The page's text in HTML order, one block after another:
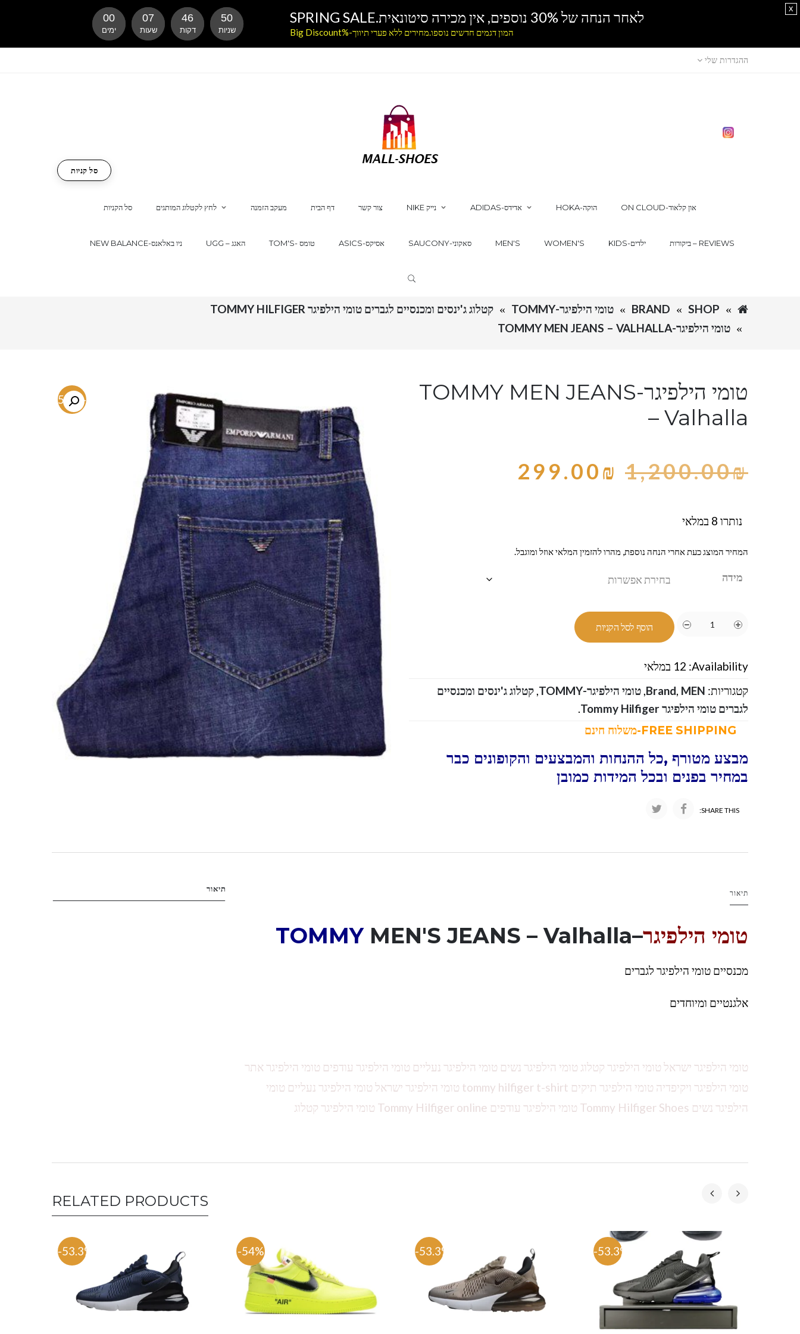
ההגדרות שלי
סל הקניות לחץ לקטלוג המותגים מעקב הזמנה דף הבית צור קשר NIKE נייק ADIDAS-אדידס HOKA-הוקה ON CLOUD-און קלאוד
NEW BALANCE-ניו באלאנס UGG – האגג TOM'S- טומס ASICS-אסיקס SAUCONY-סאקוני MEN'S WOMEN'S KIDS-ילדים ביקורות – REVIEWS
סל קניות
SHOP
BRAND טומי הילפיגר-TOMMY
קטלוג ג'ינסים ומכנסיים לגברים טומי הילפיגר TOMMY HILFIGER
טומי הילפיגר-TOMMY MEN JEANS – VALHALLA
-75.1%
טומי הילפיגר-TOMMY MEN JEANS
– Valhalla
1,200.00₪
299.00₪
נותרו 8 במלאי
המחיר המוצג כעת אחרי הנחה נוספת, מהרו להזמין המלאי אוזל ומוגבל.
מידה
הוסף לסל הקניות
Availability: 12 במלאי
קטגוריות:
Brand, MEN
,טומי הילפיגר-TOMMY ,קטלוג ג'ינסים ומכנסיים
לגברים טומי הילפיגר Tommy Hilfiger
.
מבצע מטורף ,כל ההנחות והמבצעים והקופונים כבר
במחיר בפנים ובכל המידות כמובן
SHARE THIS:
תיאור תיאור
טומי הילפיגר–
TOMMY MEN'S JEANS – Valhalla
מכנסיים טומי הילפיגר לגברים
אלגנטיים ומיוחדים
טומי הילפיגר ישראל טומי הילפיגר קטלוג טומי הילפיגר נשים טומי הילפיגר נעליים טומי הילפיגר עודפים טומי הילפיגר אתר
טומי הילפיגר ויקיפדיה טומי הילפיגר תיקים tommy hilfiger t-shirt טומי הילפיגר ישראל טומי הילפיגר נעליים טומי
הילפיגר נשים Tommy Hilfiger Shoes טומי הילפיגר עודפים Tommy Hilfiger online טומי הילפיגר קטלוג
RELATED PRODUCTS
-53.3% -54% -53.3% -53.3%
לאחר הנחה של 30% נוספים, אין מכירה סיטונאית.SPRING SALE
המון דגמים חדשים נוספו.מחירים ללא פערי תיווך-%Big Discount
00
ימים
07
שעות
46
דקות
49
שניות
x